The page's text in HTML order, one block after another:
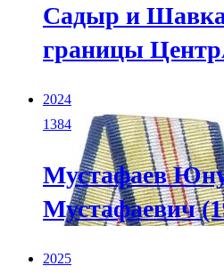
Садыр и
границы
2024
1384
Мустафаев
Мустафаевич
2025